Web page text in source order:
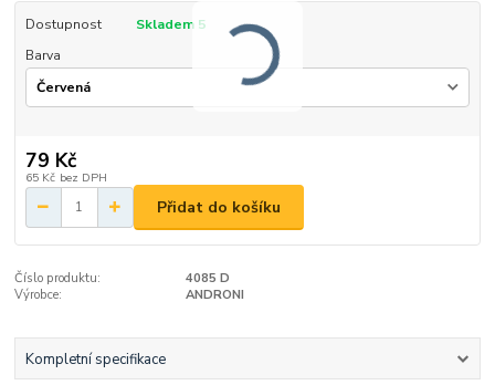
Dostupnost
Skladem 5
Barva
79 Kč
65 Kč bez DPH
Přidat do košíku
Číslo produktu:
4085 D
Výrobce:
ANDRONI
Kompletní specifikace